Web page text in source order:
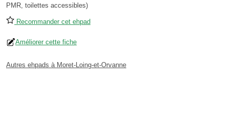
PMR, toilettes accessibles)
Recommander cet ehpad
Améliorer cette fiche
Autres ehpads à Moret-Loing-et-Orvanne